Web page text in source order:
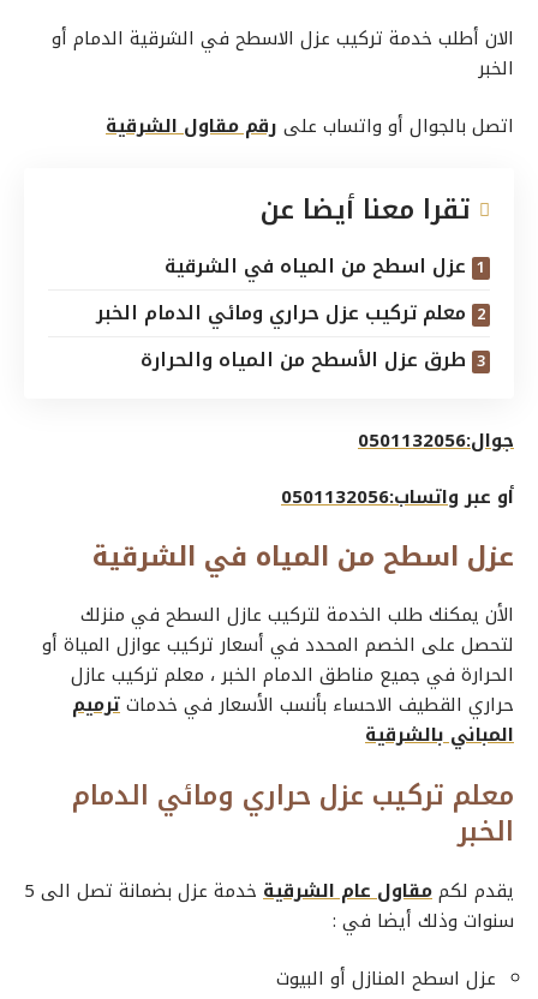
الان أطلب خدمة تركيب عزل الاسطح في الشرقية الدمام أو
الخبر
اتصل بالجوال أو واتساب على رقم مقاول الشرقية
تقرا معنا أيضا عن
عزل اسطح من المياه في الشرقية
معلم تركيب عزل حراري ومائي الدمام الخبر
طرق عزل الأسطح من المياه والحرارة
جوال:0501132056
أو عبرواتساب:0501132056
عزل اسطح من المياه في الشرقية
الأن يمكنك طلب الخدمة لتركيب عازل السطح في منزلك
لتحصل على الخصم المحدد في أسعار تركيب عوازل المياة أو
الحرارة في جميع مناطق الدمام الخبر ، معلم تركيب عازل
حراري القطيف الاحساء بأنسب الأسعار في خدماتترميم
المباني بالشرقية
معلم تركيب عزل حراري ومائي الدمام
الخبر
يقدم لكممقاول عام الشرقية
خدمة عزل بضمانة تصل الى 5
سنوات وذلك أيضا في :
عزل اسطح المنازل أو البيوت